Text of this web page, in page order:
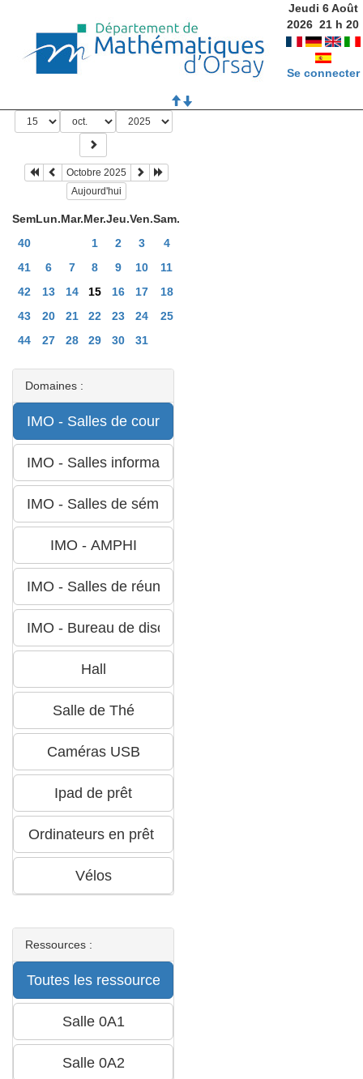
Jeudi 6 Août
2026 21 h20
Se connecter
Octobre 2025
Aujourd'hui
SemLun.Mar.Mer.Jeu.Ven.Sam.
40
1 2 3
4
41
6 7 8 9 10
11
42
13 14 15 16 17
18
43
20 21 22 23 24
25
44
27 28 29 30 31
Domaines :
Ressources :